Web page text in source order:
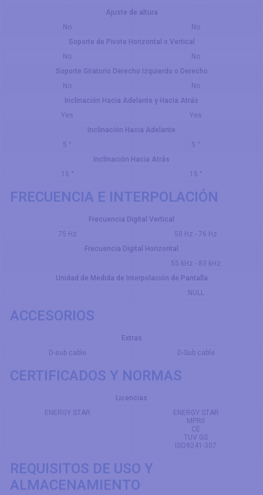
Ajuste de altura
No
No
Soporte de Pivote Horizontal o Vertical
No
No
Soporte Giratorio Derecho Izquierdo o Derecho
No
No
Inclinación Hacia Adelante y Hacia Atrás
Yes
Yes
Inclinación Hacia Adelante
5 °
5 °
Inclinación Hacia Atrás
15 °
15 °
FRECUENCIA E INTERPOLACIÓN
Frecuencia Digital Vertical
75 Hz
50 Hz - 76 Hz
Frecuencia Digital Horizontal
55 kHz - 83 kHz
Unidad de Medida de Interpolación de Pantalla
NULL
ACCESORIOS
Extras
D-sub cable
D-Sub cable
CERTIFICADOS Y NORMAS
Licencias
ENERGY STAR
ENERGY STAR
MPRII
CE
TUV GS
ISO9241-307
REQUISITOS DE USO Y
ALMACENAMIENTO